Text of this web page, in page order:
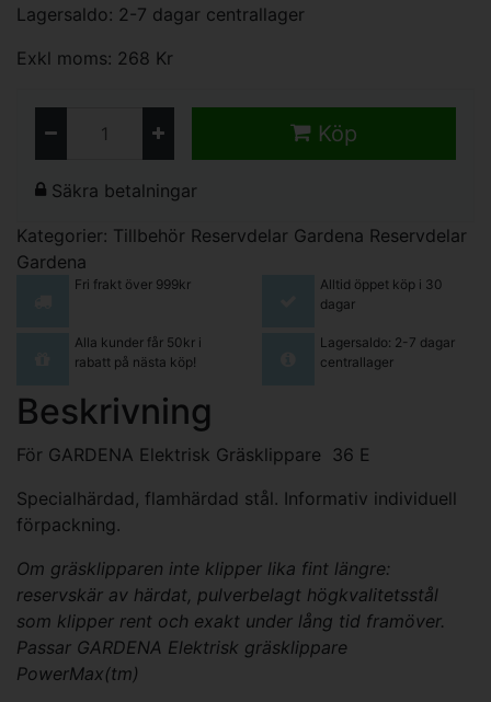
Lagersaldo: 2-7 dagar centrallager
Exkl moms: 268 Kr
Köp
Säkra betalningar
Kategorier: Tillbehör Reservdelar Gardena Reservdelar
Gardena
Fri frakt över 999kr
Alltid öppet köp i 30
dagar
Alla kunder får 50kr i
rabatt på nästa köp!
Lagersaldo: 2-7 dagar
centrallager
Beskrivning
För GARDENA Elektrisk Gräsklippare 36 E
Specialhärdad, flamhärdad stål. Informativ individuell
förpackning.
Om gräsklipparen inte klipper lika fint längre:
reservskär av härdat, pulverbelagt högkvalitetsstål
som klipper rent och exakt under lång tid framöver.
Passar GARDENA Elektrisk gräsklippare
PowerMax(tm)